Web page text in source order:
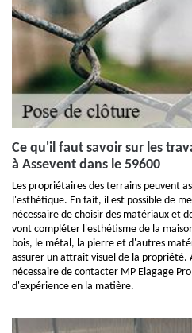
Ce qu'il faut savoir sur les
à Assevent dans le 59600
Les propriétaires des terrains peuvent
l'esthétique. En fait, il est possible de
nécessaire de choisir des matériaux et
vont compléter l'esthétisme de la
bois, le métal, la pierre et d'autres
assurer un attrait visuel de la propriété.
nécessaire de contacter MP Elagage
d'expérience en la matière.